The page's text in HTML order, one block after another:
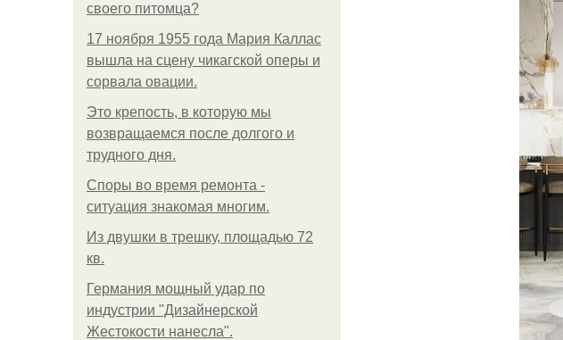
своего питомца?
17 ноября 1955 года Мария Каллас
вышла на сцену чикагской оперы и
сорвала овации.
Это крепость, в которую мы
возвращаемся после долгого и
трудного дня.
Споры во время ремонта -
ситуация знакомая многим.
Из двушки в трешку, площадью 72
кв.
Германия мощный удар по
индустрии "Дизайнерской
Жестокости нанесла".